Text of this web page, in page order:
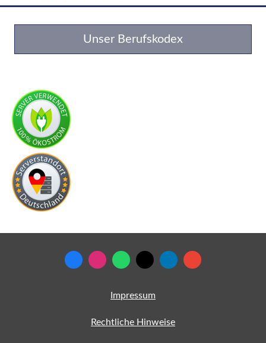
Unser Berufskodex
Impressum
Rechtliche Hinweise